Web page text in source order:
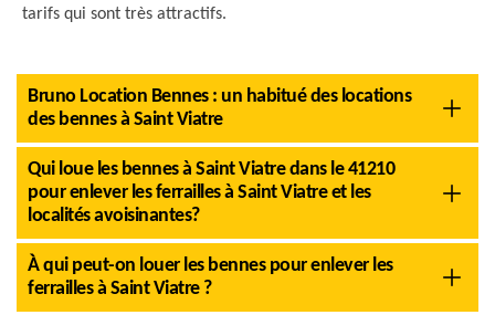
tarifs qui sont très attractifs.
Bruno Location Bennes : un habitué des locations
des bennes à Saint Viatre
Qui loue les bennes à Saint Viatre dans le 41210
pour enlever les ferrailles à Saint Viatre et les
localités avoisinantes?
À qui peut-on louer les bennes pour enlever les
ferrailles à Saint Viatre ?